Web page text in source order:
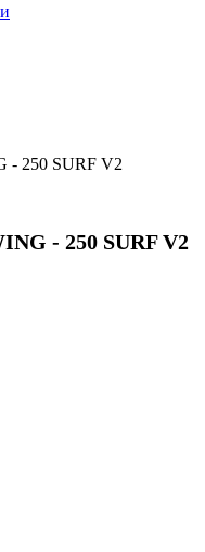
- 250 SURF V2
- 250 SURF V2